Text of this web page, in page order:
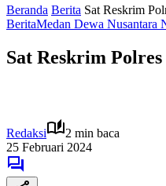
Beranda Berita Sat Reskrim
BeritaMedan Dewa Nusantara
Sat Reskrim
Redaksi
2 min baca
25 Februari 2024